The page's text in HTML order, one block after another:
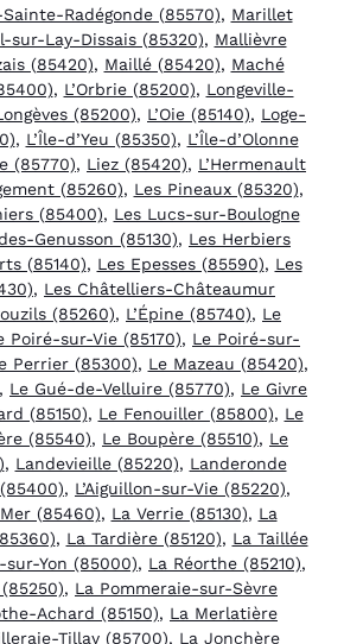
Radégonde (85570), Marillet
sur-Lay-Dissais (85320), Mallièvre
(85420), Maillé (85420), Maché
, L’Orbrie (85200), Longeville-
(85200), L’Oie (85140), Loge-
, L’Île-d’Yeu (85350), L’Île-d’Olonne
(85770), Liez (85420), L’Hermenault
(85260), Les Pineaux (85320),
(85400), Les Lucs-sur-Boulogne
Genusson (85130), Les Herbiers
(85140), Les Epesses (85590), Les
, Les Châtelliers-Châteaumur
(85260), L’Épine (85740), Le
Poiré-sur-Vie (85170), Le Poiré-sur-
Perrier (85300), Le Mazeau (85420),
, Le Gué-de-Velluire (85770), Le Givre
(85150), Le Fenouiller (85800), Le
(85540), Le Boupère (85510), Le
, Landevieille (85220), Landeronde
, L’Aiguillon-sur-Vie (85220),
(85460), La Verrie (85130), La
, La Tardière (85120), La Taillée
sur-Yon (85000), La Réorthe (85210),
, La Pommeraie-sur-Sèvre
Achard (85150), La Merlatière
Tillay (85700), La Jonchère